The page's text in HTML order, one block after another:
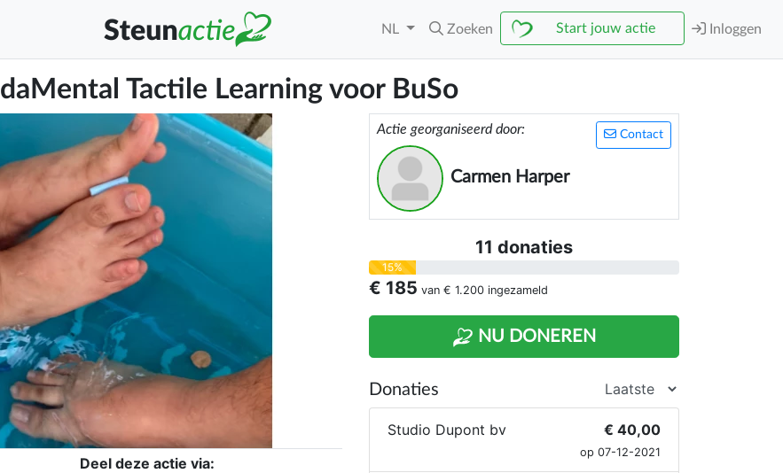
NL Zoeken Start jouw actie Inloggen
Tactile Learning voor BuSo
Deel deze actie via:
Contact
Actie georganiseerd door:
Carmen Harper
11 donaties
15%
€ 185 van € 1.200 ingezameld
NU DONEREN
Donaties
Studio Dupont bv € 40,00
op 07-12-2021